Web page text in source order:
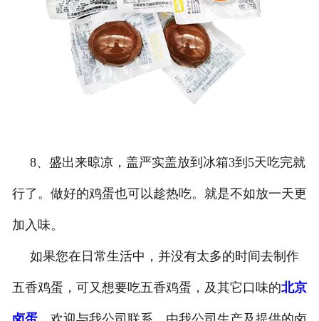
8、盛出来晾凉，盖严实盖放到冰箱3到5天吃完就
行了。做好的鸡蛋也可以趁热吃。就是不如放一天更
加入味。
如果您在日常生活中，并没有太多的时间去制作
五香鸡蛋，可又想要吃五香鸡蛋，及其它口味的北京